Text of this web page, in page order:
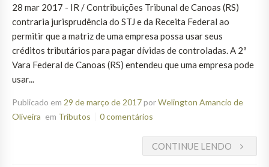
28 mar 2017 - IR / Contribuições Tribunal de Canoas (RS)
contraria jurisprudência do STJ e da Receita Federal ao
permitir que a matriz de uma empresa possa usar seus
créditos tributários para pagar dívidas de controladas. A 2ª
Vara Federal de Canoas (RS) entendeu que uma empresa pode
usar...
Publicado em 29 de março de 2017porWelington Amancio de
Oliveira em Tributos 0 comentários
CONTINUE LENDO